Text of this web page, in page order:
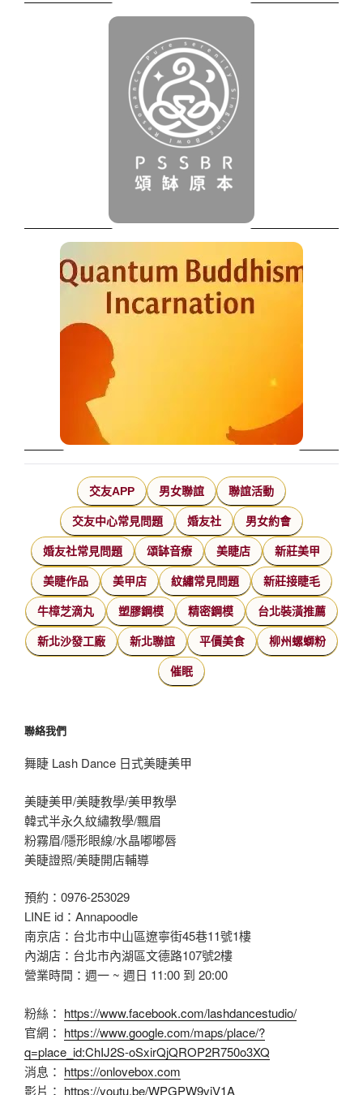
交友APP 男女聯誼 聯誼活動
交友中心常見問題 婚友社 男女約會
婚友社常見問題 頌缽音療 美睫店 新莊美甲
美睫作品 美甲店 紋繡常見問題 新莊接睫毛
牛樟芝滴丸 塑膠鋼模 精密鋼模 台北裝潢推薦
新北沙發工廠 新北聯誼 平價美食 柳州螺螄粉
催眠
聯絡我們
舞睫 Lash Dance 日式美睫美甲
美睫美甲/美睫教學/美甲教學
韓式半永久紋繡教學/飄眉
粉霧眉/隱形眼線/水晶嘟嘟唇
美睫證照/美睫開店輔導
預約：0976-253029
LINE id：Annapoodle
南京店：台北市中山區遼寧街45巷11號1樓
內湖店：台北市內湖區文德路107號2樓
營業時間：週一 ~ 週日 11:00 到 20:00
粉絲： https://www.facebook.com/lashdancestudio/
官網： https://www.google.com/maps/place/?
q=place_id:ChIJ2S-oSxirQjQROP2R750o3XQ
消息： https://onlovebox.com
影片： https://youtu.be/WPGPW9vjV1A